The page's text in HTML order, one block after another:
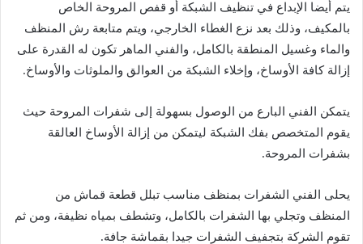
يتم أيضا الإبداع في تنظيف الشبكة أو قفص المروحة الخاص
بالمكيف، وذلك بعد نزع الغطاء الخارجي، ويتم متابعة رش المنظف
والماء وغسيل المنطقة بالكامل، والفني الماهر تكون له القدرة على
إزالة كافة الأوساخ، وإخلاء الشبكة من العوالق والملوثات والأوساخ.
يتمكن الفني البارع من الوصول بسهولة إلى شفرات المروحة حيث
يقوم المتخصص بفك الشبكة ليتمكن من إزالة الأوساخ العالقة
بشفرات المروحة.
يحلى الفني الشفرات بمنظف مناسب تبلل قطعة قماش من
المنظف وتجلي بها الشفرات بالكامل، وتشطف بمياه نظيفة، ومن ثم
تقوم الشركة بتجفيف الشفرات جيدا بقماشة جافة.